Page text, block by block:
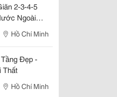
2-3-4-5
Ngoài
Hồ Chí Minh
Đẹp -
Thất
Hồ Chí Minh